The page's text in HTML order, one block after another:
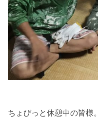
ちょびっと休憩中の皆様。